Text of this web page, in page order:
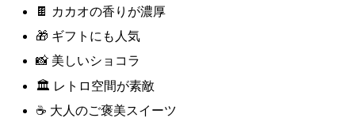
🍫 カカオの香りが濃厚
🎁 ギフトにも人気
📸 美しいショコラ
🏛️ レトロ空間が素敵
☕ 大人のご褒美スイーツ